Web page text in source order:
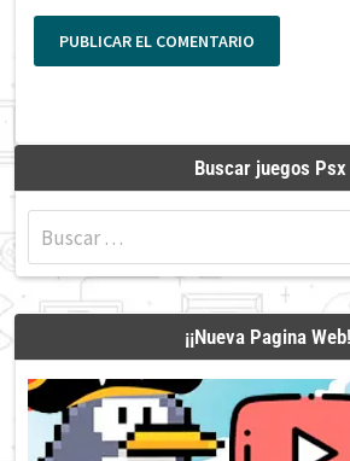
Buscar juegos Psx
¡¡Nueva Pagina